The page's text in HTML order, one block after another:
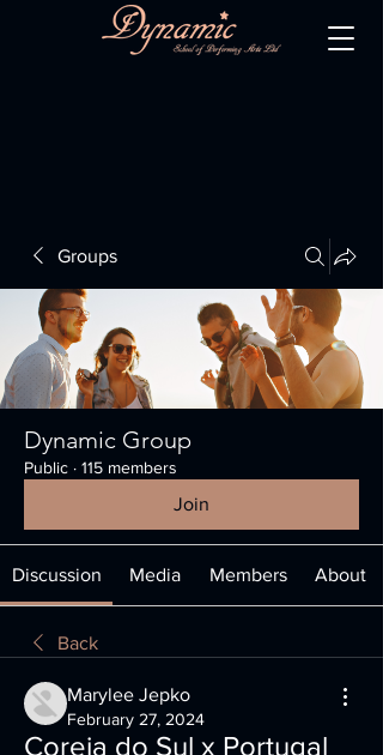
Groups
Dynamic Group
Public · 115 members
Join
Discussion Media Members About
Back
Marylee Jepko
February 27, 2024
Coreia do Sul x Portugal